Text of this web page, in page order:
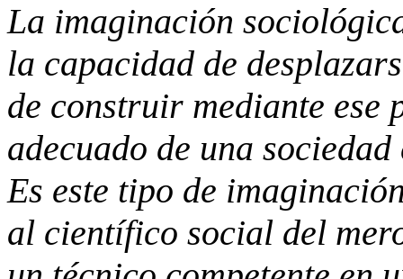
La imaginación
la capacidad de
de construir mediante ese
adecuado de una
Es este tipo de
al científico social del